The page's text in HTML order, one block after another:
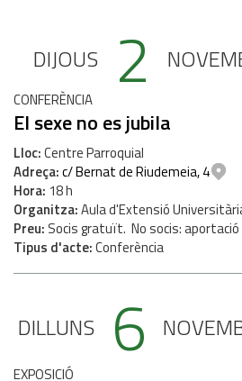
DIJOUS 2
CONFERÈNCIA
El sexe no es jubila
Lloc Centre Parroquial
Adreça c/ Bernat de Riudemeia, 4
Hora 18 h
Organitza Aula d'Extensió
Preu Socis gratuït. No socis: aportació
Tipus d'acte Conferència
DILLUNS 6
EXPOSICIÓ